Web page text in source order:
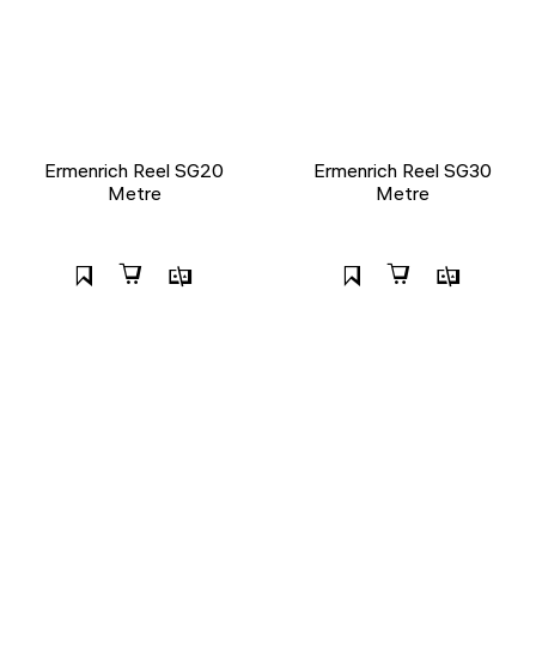
Ermenrich Reel SG20
Metre
Ermenrich Reel SG30
Metre